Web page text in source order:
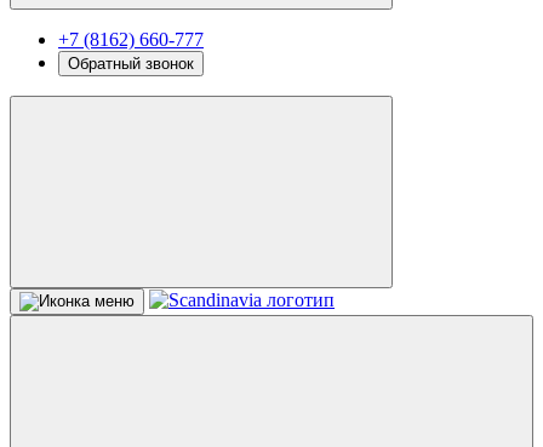
+7 (8162) 660-777
Обратный звонок